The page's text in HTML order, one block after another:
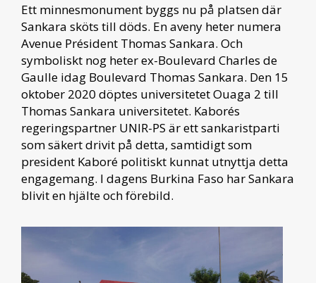
Ett minnesmonument byggs nu på platsen där
Sankara sköts till döds. En aveny heter numera
Avenue Président Thomas Sankara. Och
symboliskt nog heter ex-Boulevard Charles de
Gaulle idag Boulevard Thomas Sankara. Den 15
oktober 2020 döptes universitetet Ouaga 2 till
Thomas Sankara universitetet. Kaborés
regeringspartner UNIR-PS är ett sankaristparti
som säkert drivit på detta, samtidigt som
president Kaboré politiskt kunnat utnyttja detta
engagemang. I dagens Burkina Faso har Sankara
blivit en hjälte och förebild.